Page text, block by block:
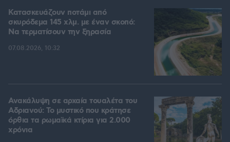
Κατασκευάζουν ποτάμι από
σκυρόδεμα 145 χλμ. με έναν σκοπό:
Να τερματίσουν την ξηρασία
07.08.2026, 10:32
Ανακάλυψη σε αρχαία τουαλέτα του
Αδριανού: Το μυστικό που κράτησε
όρθια τα ρωμαϊκά κτίρια για 2.000
χρόνια